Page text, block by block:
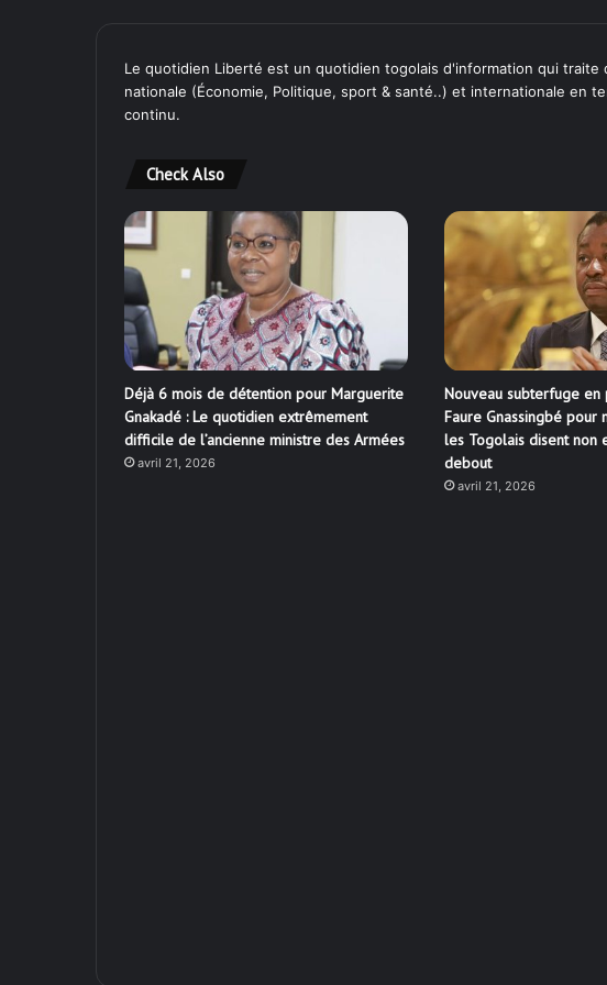
Le quotidien Liberté est un quotidien togolais d'information qui traite
nationale (Économie, Politique, sport & santé..) et internationale en
continu.
Check Also
Déjà 6 mois de détention pour Marguerite
Gnakadé : Le quotidien extrêmement
difficile de l’ancienne ministre des Armées
avril 21, 2026
Nouveau subterfuge
Faure Gnassingbé pour
les Togolais disent non
debout
avril 21, 2026